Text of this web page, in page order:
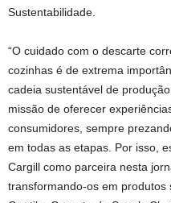
Sustentabilidade.
“O cuidado com o descarte
cozinhas é de extrema
cadeia sustentável de
missão de oferecer
consumidores, sempre
em todas as etapas. Por isso,
Cargill como parceira nesta
transformando-os em produtos